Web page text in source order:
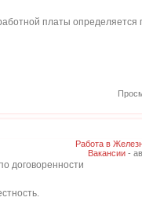
платы определяется
Работа в
Вакансии -
договоренности